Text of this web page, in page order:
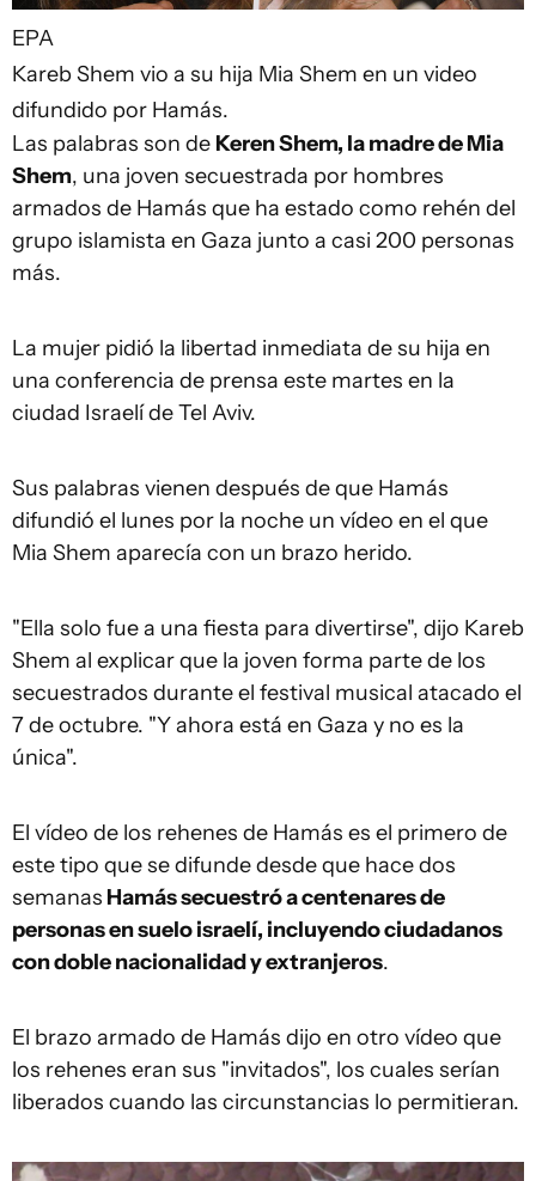
EPA
Kareb Shem vio a su hija Mia Shem en un video
difundido por Hamás.
Las palabras son de Keren Shem, la madre de Mia
Shem, una joven secuestrada por hombres
armados de Hamás que ha estado como rehén del
grupo islamista en Gaza junto a casi 200 personas
más.
La mujer pidió la libertad inmediata de su hija en
una conferencia de prensa este martes en la
ciudad Israelí de Tel Aviv.
Sus palabras vienen después de que Hamás
difundió el lunes por la noche un vídeo en el que
Mia Shem aparecía con un brazo herido.
"Ella solo fue a una fiesta para divertirse", dijo Kareb
Shem al explicar que la joven forma parte de los
secuestrados durante el festival musical atacado el
7 de octubre. "Y ahora está en Gaza y no es la
única".
El vídeo de los rehenes de Hamás es el primero de
este tipo que se difunde desde que hace dos
semanas Hamás secuestró a centenares de
personas en suelo israelí, incluyendo ciudadanos
con doble nacionalidad y extranjeros.
El brazo armado de Hamás dijo en otro vídeo que
los rehenes eran sus "invitados", los cuales serían
liberados cuando las circunstancias lo permitieran.